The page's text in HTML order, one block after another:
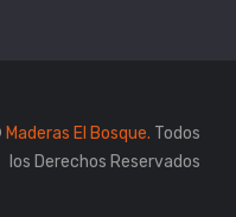
Maderas El Bosque. Todos
los Derechos Reservados